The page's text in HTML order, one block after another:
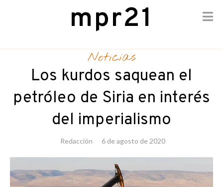
mpr21
Noticias
Los kurdos saquean el
petróleo de Siria en interés
del imperialismo
Redacción 6 de agosto de 2020